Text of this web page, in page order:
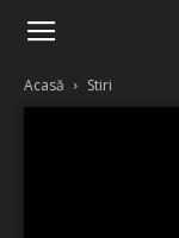
Acasă Stiri